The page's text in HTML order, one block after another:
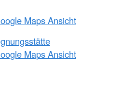
Maps Ansicht
Maps Ansicht